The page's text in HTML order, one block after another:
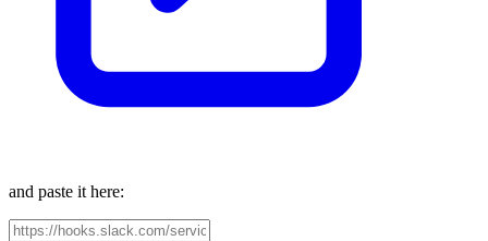
and paste it here: